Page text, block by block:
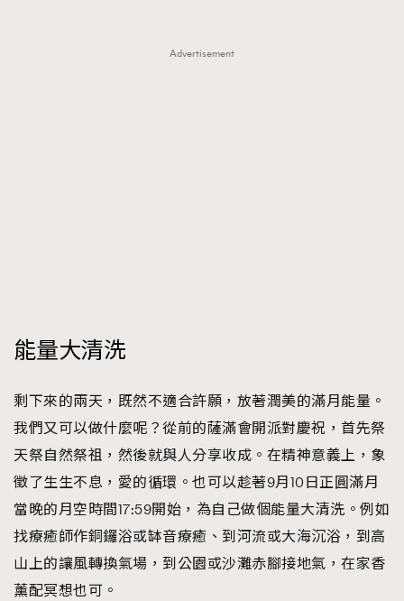
Advertisement
能量大清洗
剩下來的兩天，既然不適合許願，放著潤美的滿月能量。
我們又可以做什麼呢？從前的薩滿會開派對慶祝，首先祭
天祭自然祭祖，然後就與人分享收成。在精神意義上，象
徵了生生不息，愛的循環。也可以趁著9月10日正圓滿月
當晚的月空時間17:59開始，為自己做個能量大清洗。例如
找療癒師作銅鑼浴或缽音療癒、到河流或大海沉浴，到高
山上的讓風轉換氣場，到公園或沙灘赤腳接地氣，在家香
薰配冥想也可。